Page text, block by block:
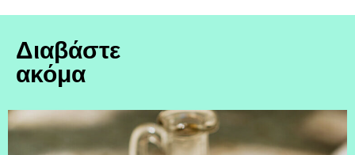
Διαβάστε
ακόμα